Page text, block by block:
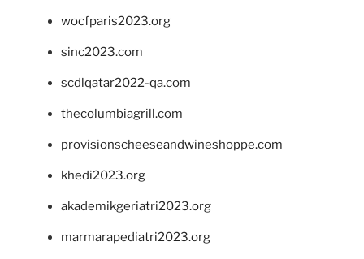
wocfparis2023.org
sinc2023.com
scdlqatar2022-qa.com
thecolumbiagrill.com
provisionscheeseandwineshoppe.com
khedi2023.org
akademikgeriatri2023.org
marmarapediatri2023.org